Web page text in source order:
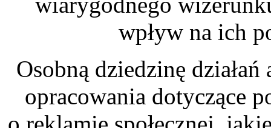
wpływ na ich
Osobną dziedzinę
opracowania dotyczące